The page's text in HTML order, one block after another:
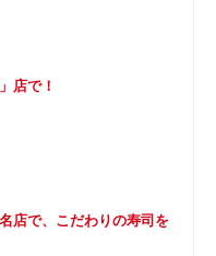
店で！
店で、こだわりの寿司を